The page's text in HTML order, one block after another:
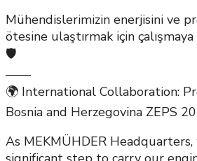
Mühendislerimizin enerjisini ve
ötesine ulaştırmak için
🛡️
——
🌍 International Collaboration:
Bosnia and Herzegovina ZEPS
As MEKMÜHDER